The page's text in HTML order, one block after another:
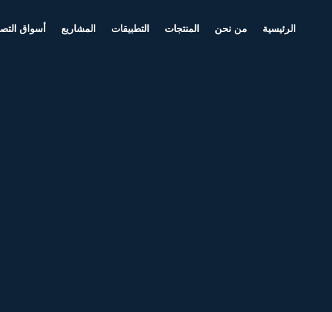
الرئيسية من نحن المنتجات التطبيقات المشاريع أسواق